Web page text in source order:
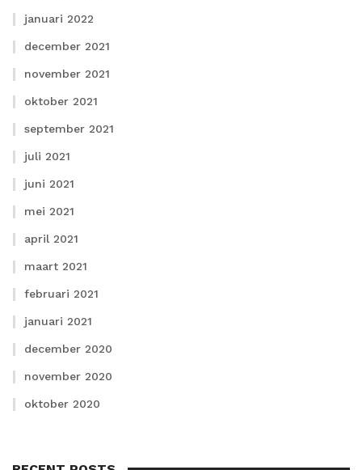
januari 2022
december 2021
november 2021
oktober 2021
september 2021
juli 2021
juni 2021
mei 2021
april 2021
maart 2021
februari 2021
januari 2021
december 2020
november 2020
oktober 2020